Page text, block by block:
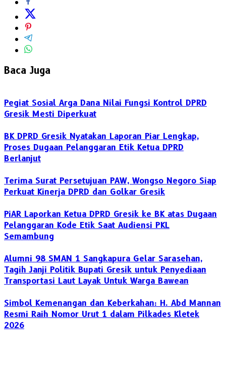
Baca Juga
Pegiat Sosial Arga Dana Nilai Fungsi Kontrol DPRD
Gresik Mesti Diperkuat
BK DPRD Gresik Nyatakan Laporan Piar Lengkap,
Proses Dugaan Pelanggaran Etik Ketua DPRD
Berlanjut
Terima Surat Persetujuan PAW, Wongso Negoro Siap
Perkuat Kinerja DPRD dan Golkar Gresik
PiAR Laporkan Ketua DPRD Gresik ke BK atas Dugaan
Pelanggaran Kode Etik Saat Audiensi PKL
Semambung
Alumni 98 SMAN 1 Sangkapura Gelar Sarasehan,
Tagih Janji Politik Bupati Gresik untuk Penyediaan
Transportasi Laut Layak Untuk Warga Bawean
Simbol Kemenangan dan Keberkahan: H. Abd Mannan
Resmi Raih Nomor Urut 1 dalam Pilkades Kletek
2026